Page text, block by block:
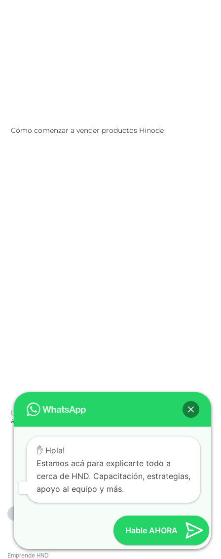
Cómo comenzar a vender productos Hinode
Los productos más populares de Hinode y por qué los
amamos
« Anterior Proximo »
Emprende HND
✋ Hola!
Estamos acá para explicarte todo a
cerca de HND. Capacitación, estrategias,
apoyo al equipo y más.
Hable AHORA